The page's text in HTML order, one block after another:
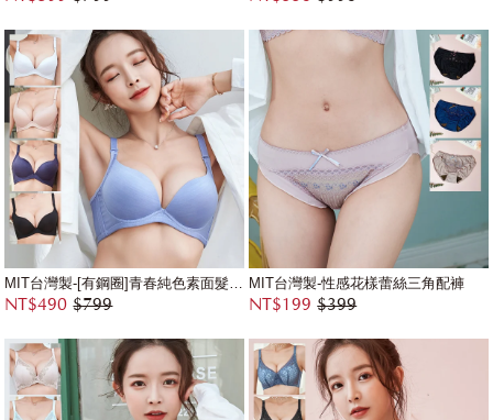
MIT台灣製-[有鋼圈]青春純色素面髮絲紋內衣
NT$490 $799
MIT台灣製-性感花樣蕾絲三角配褲
NT$199 $399